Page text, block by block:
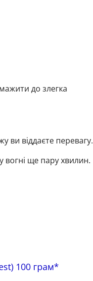
до злегка
ви віддаєте перевагу.
вогні ще пару хвилин.
100 грам*